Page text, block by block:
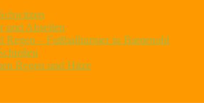
und Abseilen
Regen – Fußballturnier in Bamenohl
Regen und Hitze